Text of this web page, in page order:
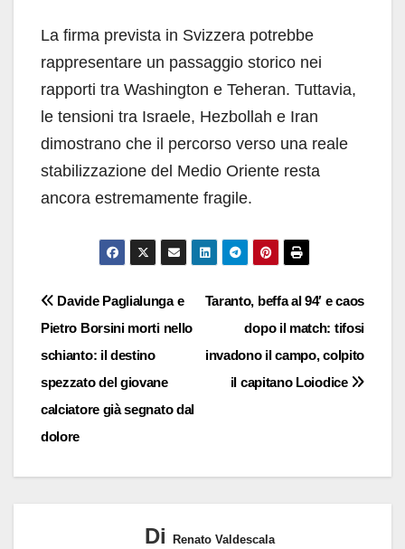
La firma prevista in Svizzera potrebbe
rappresentare un passaggio storico nei
rapporti tra Washington e Teheran. Tuttavia,
le tensioni tra Israele, Hezbollah e Iran
dimostrano che il percorso verso una reale
stabilizzazione del Medio Oriente resta
ancora estremamente fragile.
Navigazione
articoli
Taranto, beffa al 94′ e caos
dopo il match: tifosi
invadono il campo, colpito
il capitano Loiodice
Davide Paglialunga e
Pietro Borsini morti nello
schianto: il destino
spezzato del giovane
calciatore già segnato dal
dolore
Di Renato Valdescala